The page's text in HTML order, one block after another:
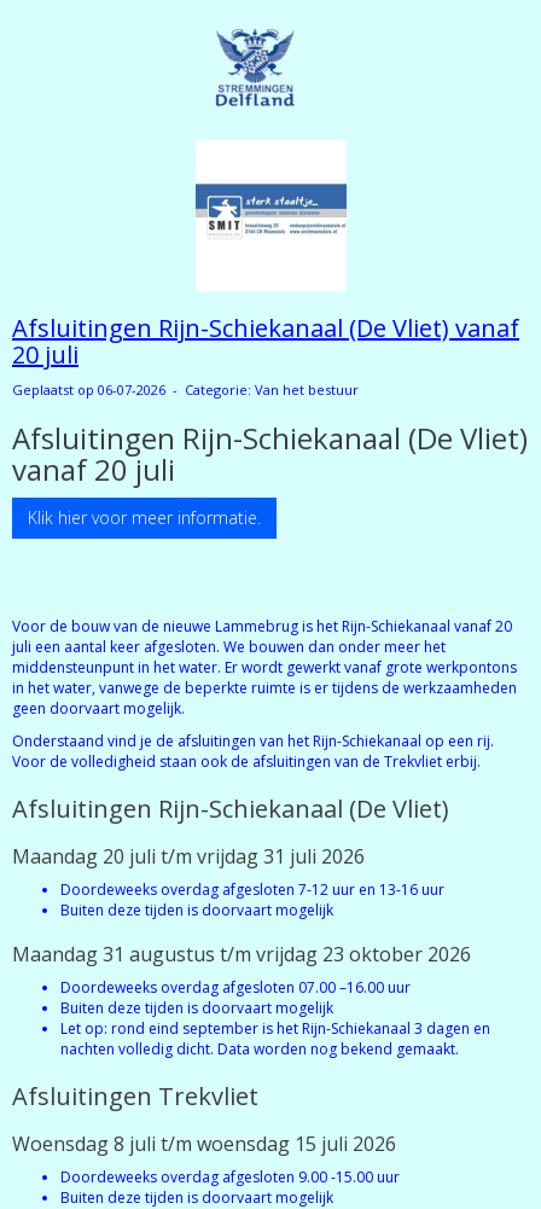
Afsluitingen Rijn-Schiekanaal (De Vliet) vanaf
20 juli
Geplaatst op 06-07-2026 - Categorie: Van het bestuur
Afsluitingen Rijn-Schiekanaal (De Vliet)
vanaf 20 juli
Klik hier voor meer informatie.
Voor de bouw van de nieuwe Lammebrug is het Rijn-Schiekanaal vanaf 20
juli een aantal keer afgesloten. We bouwen dan onder meer het
middensteunpunt in het water. Er wordt gewerkt vanaf grote werkpontons
in het water, vanwege de beperkte ruimte is er tijdens de werkzaamheden
geen doorvaart mogelijk.
Onderstaand vind je de afsluitingen van het Rijn-Schiekanaal op een rij.
Voor de volledigheid staan ook de afsluitingen van de Trekvliet erbij.
Afsluitingen Rijn-Schiekanaal (De Vliet)
Maandag 20 juli t/m vrijdag 31 juli 2026
Doordeweeks overdag afgesloten 7-12 uur en 13-16 uur
Buiten deze tijden is doorvaart mogelijk
Maandag 31 augustus t/m vrijdag 23 oktober 2026
Doordeweeks overdag afgesloten 07.00 –16.00 uur
Buiten deze tijden is doorvaart mogelijk
Let op: rond eind september is het Rijn-Schiekanaal 3 dagen en
nachten volledig dicht. Data worden nog bekend gemaakt.
Afsluitingen Trekvliet
Woensdag 8 juli t/m woensdag 15 juli 2026
Doordeweeks overdag afgesloten 9.00 -15.00 uur
Buiten deze tijden is doorvaart mogelijk